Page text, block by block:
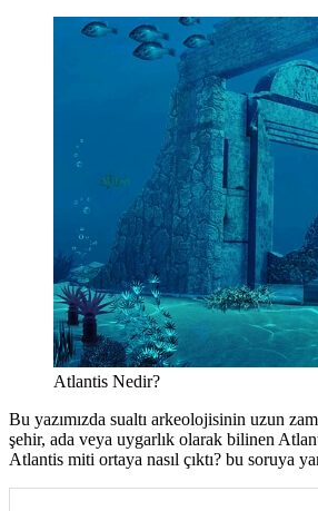
Atlantis Nedir?
Bu yazımızda sualtı arkeolojisinin uzun
şehir, ada veya uygarlık olarak bilinen
Atlantis miti ortaya nasıl çıktı? bu soruya